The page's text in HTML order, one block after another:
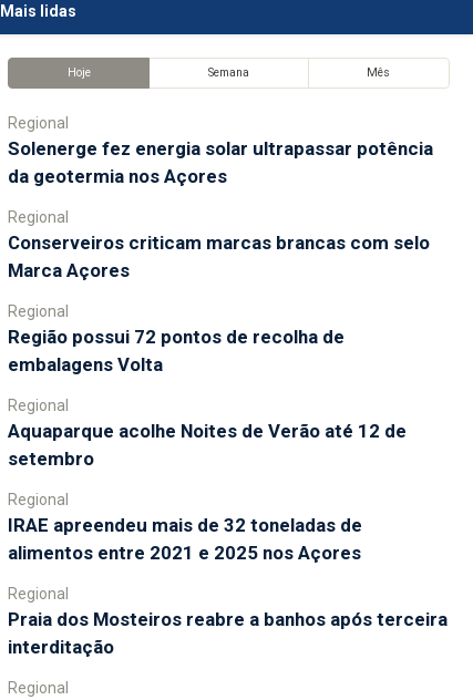
Mais lidas
Hoje Semana Mês
Regional
Solenerge fez energia solar ultrapassar potência
da geotermia nos Açores
Regional
Conserveiros criticam marcas brancas com selo
Marca Açores
Regional
Região possui 72 pontos de recolha de
embalagens Volta
Regional
Aquaparque acolhe Noites de Verão até 12 de
setembro
Regional
IRAE apreendeu mais de 32 toneladas de
alimentos entre 2021 e 2025 nos Açores
Regional
Praia dos Mosteiros reabre a banhos após terceira
interditação
Regional